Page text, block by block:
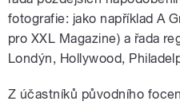
fotografie: jako například A
pro XXL Magazine) a řada
Londýn, Hollywood,
Z účastníků původního